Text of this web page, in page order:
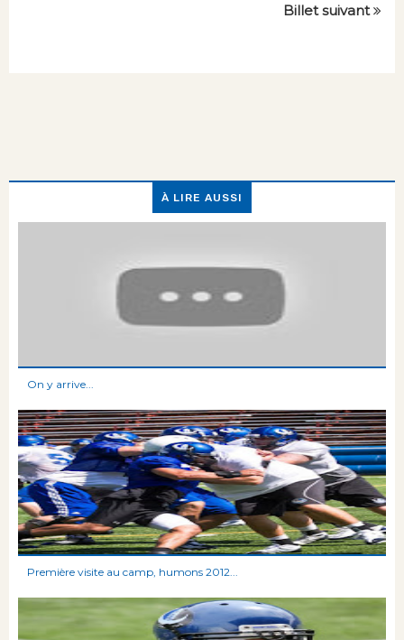
Billet suivant
À LIRE AUSSI
On y arrive...
Première visite au camp, humons 2012...